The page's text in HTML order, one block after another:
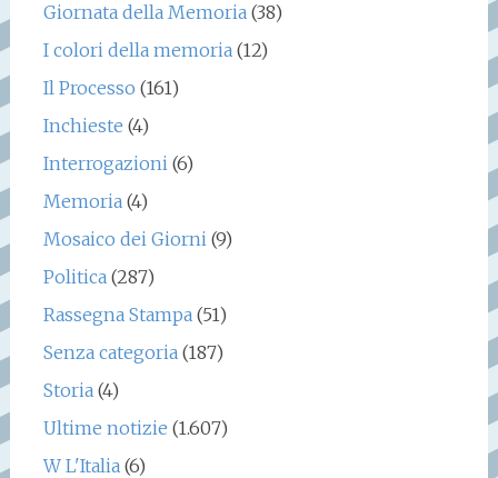
Giornata della Memoria(38)
I colori della memoria(12)
Il Processo (161)
Inchieste (4)
Interrogazioni(6)
Memoria(4)
Mosaico dei Giorni(9)
Politica(287)
Rassegna Stampa(51)
Senza categoria(187)
Storia(4)
Ultime notizie (1.607)
W L'Italia(6)